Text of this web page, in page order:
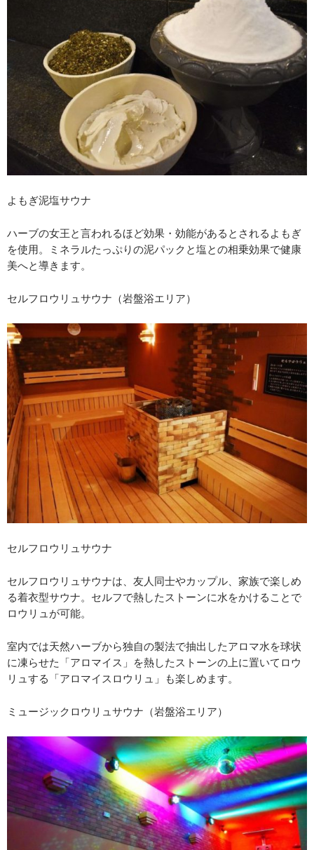
よもぎ泥塩サウナ
ハーブの女王と言われるほど効果・効能があるとされるよもぎ
を使用。ミネラルたっぷりの泥パックと塩との相乗効果で健康
美へと導きます。
セルフロウリュサウナ（岩盤浴エリア）
セルフロウリュサウナ
セルフロウリュサウナは、友人同士やカップル、家族で楽しめ
る着衣型サウナ。セルフで熱したストーンに水をかけることで
ロウリュが可能。
室内では天然ハーブから独自の製法で抽出したアロマ水を球状
に凍らせた「アロマイス」を熱したストーンの上に置いてロウ
リュする「アロマイスロウリュ」も楽しめます。
ミュージックロウリュサウナ（岩盤浴エリア）